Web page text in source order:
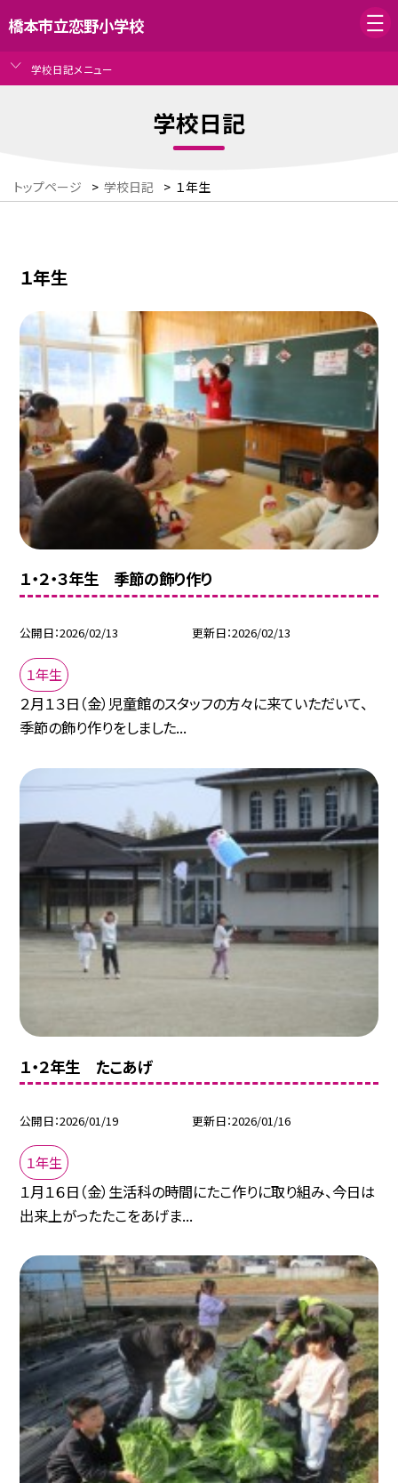
橋本市立恋野小学校
学校日記メニュー
学校日記
トップページ > 学校日記 > １年生
１年生
１・２・３年生 季節の飾り作り
公開日 2026/02/13 更新日 2026/02/13
１年生
２月１３日（金）児童館のスタッフの方々に来ていただいて、
季節の飾り作りをしました...
１・２年生 たこあげ
公開日 2026/01/19 更新日 2026/01/16
１年生
１月１６日（金）生活科の時間にたこ作りに取り組み、今日は
出来上がったたこをあげま...